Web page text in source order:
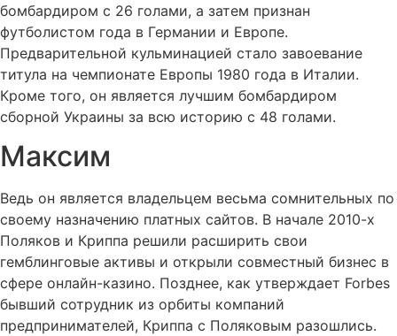
бомбардиром с 26 голами, а затем признан
футболистом года в Германии и Европе.
Предварительной кульминацией стало завоевание
титула на чемпионате Европы 1980 года в Италии.
Кроме того, он является лучшим бомбардиром
сборной Украины за всю историю с 48 голами.
Максим
Ведь он является владельцем весьма сомнительных по
своему назначению платных сайтов. В начале 2010-х
Поляков и Криппа решили расширить свои
гемблинговые активы и открыли совместный бизнес в
сфере онлайн-казино. Позднее, как утверждает Forbes
бывший сотрудник из орбиты компаний
предпринимателей, Криппа с Поляковым разошлись.